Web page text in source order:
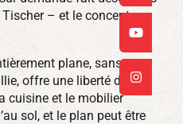
– et le concept
plane, sans
offre une liberté de
cuisine et le mobilier
sol, et le plan peut être